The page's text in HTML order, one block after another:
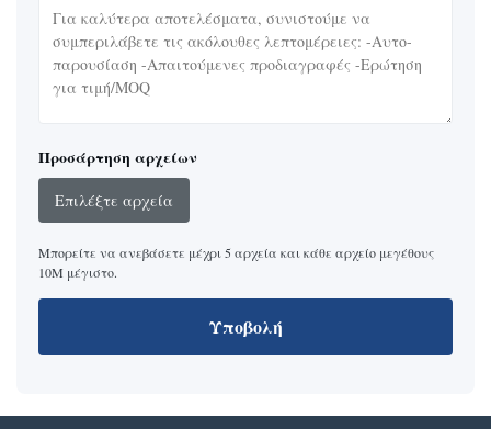
Προσάρτηση αρχείων
Επιλέξτε αρχεία
Μπορείτε να ανεβάσετε μέχρι 5 αρχεία και κάθε αρχείο μεγέθους
10M μέγιστο.
Υποβολή